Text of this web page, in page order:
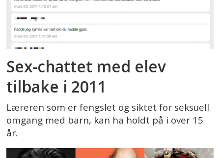
Sex-chattet med elev
tilbake i 2011
Læreren som er fengslet og siktet for seksuell
omgang med barn, kan ha holdt på i over 15
år.